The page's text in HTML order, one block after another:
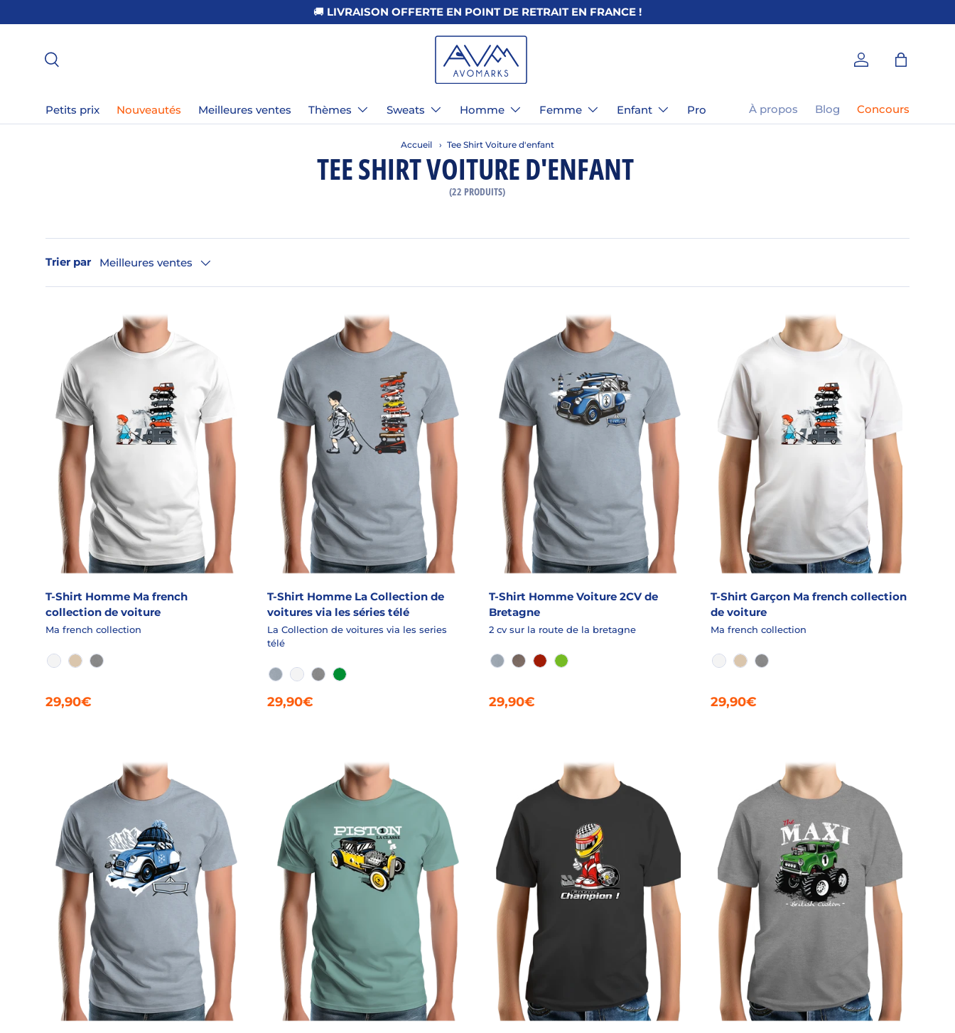
ALLER AU CONTENU
Se connecter
Panier
Petits prix Nouveautés Meilleures ventes Thèmes Sweats Homme Femme Enfant Pro À propos Blog Concours
Accueil › Tee Shirt Voiture d'enfant
TEE SHIRT VOITURE D'ENFANT
(22 PRODUITS)
Trier par Meilleures ventes
T-Shirt Homme Ma french
collection de voiture
Ma french collection
BLANCCRAIEGRIS CHINÉ
29,90€
T-Shirt Homme La Collection de
voitures via les séries télé
La Collection de voitures via les series
télé
AQUA CHINÉ
BLANCGRIS CHINÉ
VERT TENDRE
29,90€
T-Shirt Homme Voiture 2CV de
Bretagne
2 cv sur la route de la bretagne
AQUA CHINÉ
FICELLE CHINÉ
ROUGEVERT DRY
29,90€
T-Shirt Garçon Ma french collection
de voiture
Ma french collection
BLANCCRAIEGRIS CHINÉ
29,90€